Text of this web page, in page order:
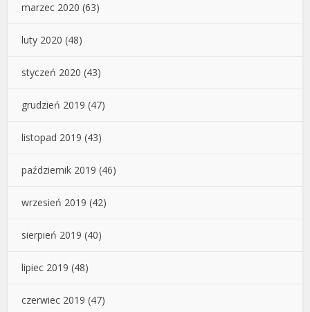
marzec 2020 (63)
luty 2020 (48)
styczeń 2020 (43)
grudzień 2019 (47)
listopad 2019 (43)
październik 2019 (46)
wrzesień 2019 (42)
sierpień 2019 (40)
lipiec 2019 (48)
czerwiec 2019 (47)